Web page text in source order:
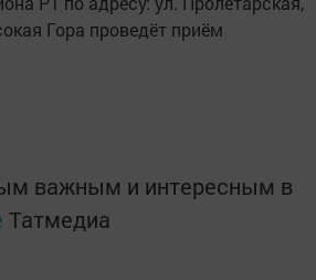
Гора проведёт приём
важным и интересным в
Татмедиа